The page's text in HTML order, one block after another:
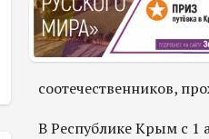
соотечественников,
В Республике Крым с 1